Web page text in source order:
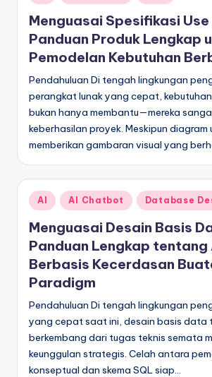
in
Menguasai Spesifikasi
Panduan Produk Lengkap
Pemodelan Kebutuhan
Pendahuluan Di tengah lingkungan
perangkat lunak yang cepat,
bukan hanya membantu—mereka
keberhasilan proyek. Meskipun diagram
memberikan gambaran visual yang
Posted
in
AI AI Chatbot Database
Menguasai Desain Basis
Panduan Lengkap tentang
Berbasis Kecerdasan
Paradigm
Pendahuluan Di tengah lingkungan
yang cepat saat ini, desain basis data
berkembang dari tugas teknis semata
keunggulan strategis. Celah antara
konseptual dan skema SQL siap…